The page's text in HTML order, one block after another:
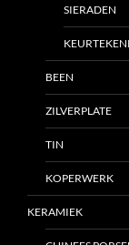
SIERADEN
BEEN
ZILVERPLATE
TIN
KOPERWERK
KERAMIEK